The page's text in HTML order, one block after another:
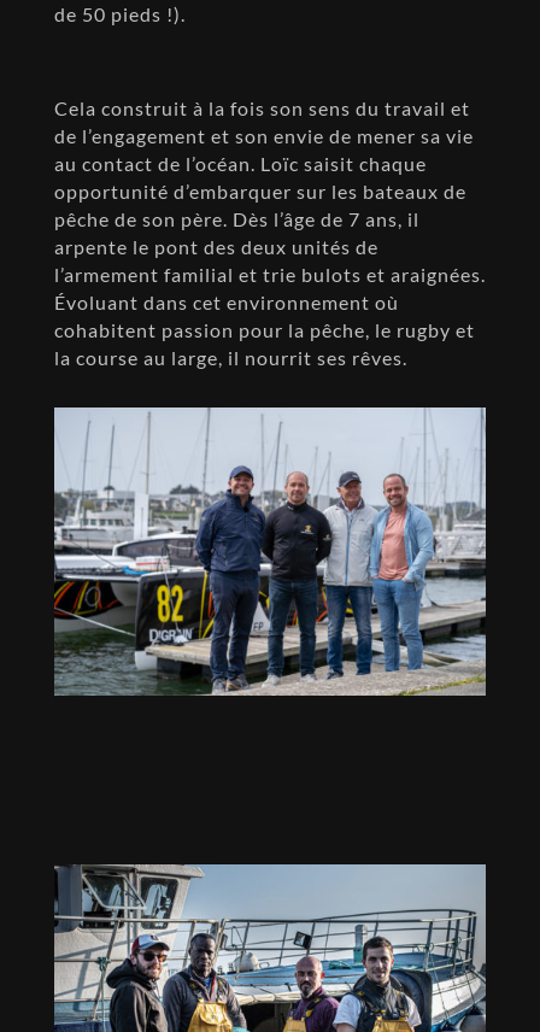
de 50 pieds !).
Cela construit à la fois son sens du travail et
de l’engagement et son envie de mener sa vie
au contact de l’océan. Loïc saisit chaque
opportunité d’embarquer sur les bateaux de
pêche de son père. Dès l’âge de 7 ans, il
arpente le pont des deux unités de
l’armement familial et trie bulots et araignées.
Évoluant dans cet environnement où
cohabitent passion pour la pêche, le rugby et
la course au large, il nourrit ses rêves.